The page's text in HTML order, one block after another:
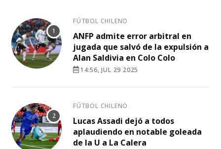
FÚTBOL CHILENO
ANFP admite error arbitral en
jugada que salvó de la expulsión a
Alan Saldivia en Colo Colo
14:56, JUL 29 2025
FÚTBOL CHILENO
Lucas Assadi dejó a todos
aplaudiendo en notable goleada
de la U a La Calera